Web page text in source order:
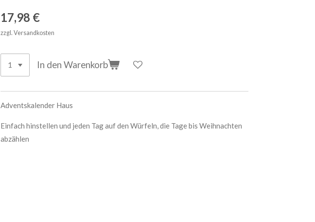
17,98 €
zzgl. Versandkosten
In den Warenkorb
Adventskalender Haus
Einfach hinstellen und jeden Tag auf den Würfeln, die Tage bis Weihnachten
abzählen